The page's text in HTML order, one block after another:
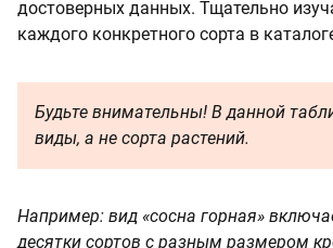
достоверных данных. Тщательно
каждого конкретного сорта в
Будьте внимательны! В данной
виды, а не сорта растений.
Например: вид «сосна горная»
десятки сортов с разным размером